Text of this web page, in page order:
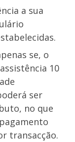
a sua
se, o
10
ser
no que
transacção.